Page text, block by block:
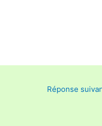
Réponse